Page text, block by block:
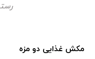
مکش غذایی دو مزه